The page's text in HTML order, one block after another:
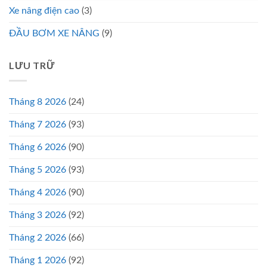
Xe nâng điện cao (3)
ĐẦU BƠM XE NÂNG (9)
LƯU TRỮ
Tháng 8 2026 (24)
Tháng 7 2026 (93)
Tháng 6 2026 (90)
Tháng 5 2026 (93)
Tháng 4 2026 (90)
Tháng 3 2026 (92)
Tháng 2 2026 (66)
Tháng 1 2026 (92)